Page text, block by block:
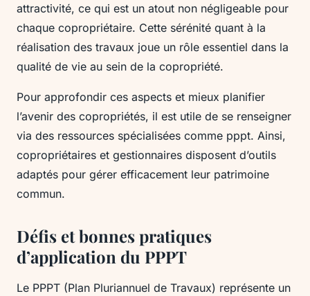
attractivité, ce qui est un atout non négligeable pour
chaque copropriétaire. Cette sérénité quant à la
réalisation des travaux joue un rôle essentiel dans la
qualité de vie au sein de la copropriété.
Pour approfondir ces aspects et mieux planifier
l’avenir des copropriétés, il est utile de se renseigner
via des ressources spécialisées comme pppt. Ainsi,
copropriétaires et gestionnaires disposent d’outils
adaptés pour gérer efficacement leur patrimoine
commun.
Défis et bonnes pratiques
d’application du PPPT
Le PPPT (Plan Pluriannuel de Travaux) représente un